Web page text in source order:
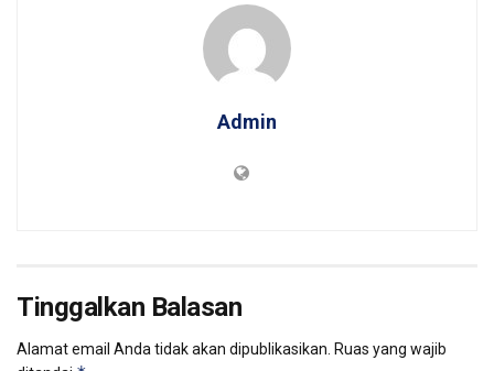
Admin
Tinggalkan Balasan
Alamat email Anda tidak akan dipublikasikan. Ruas yang wajib